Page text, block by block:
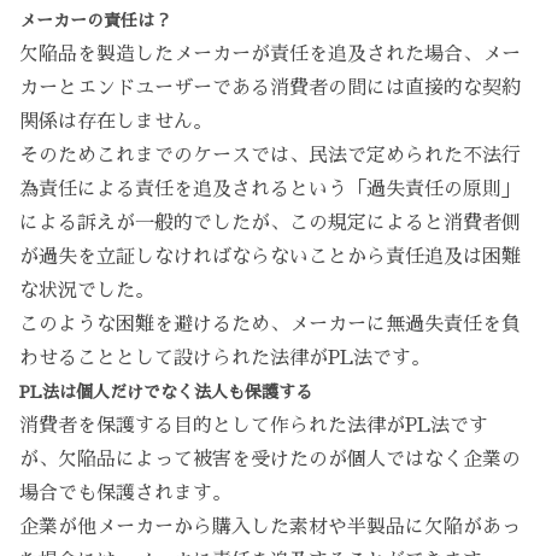
メーカーの責任は？
欠陥品を製造したメーカーが責任を追及された場合、メー
カーとエンドユーザーである消費者の間には直接的な契約
関係は存在しません。
そのためこれまでのケースでは、民法で定められた不法行
為責任による責任を追及されるという「過失責任の原則」
による訴えが一般的でしたが、この規定によると消費者側
が過失を立証しなければならないことから責任追及は困難
な状況でした。
このような困難を避けるため、メーカーに無過失責任を負
わせることとして設けられた法律がPL法です。
PL法は個人だけでなく法人も保護する
消費者を保護する目的として作られた法律がPL法です
が、欠陥品によって被害を受けたのが個人ではなく企業の
場合でも保護されます。
企業が他メーカーから購入した素材や半製品に欠陥があっ